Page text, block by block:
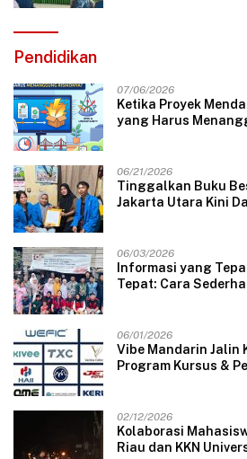
Pendidikan
07/06/2026
Ketika Proyek
yang Harus
06/21/2026
Tinggalkan Buku
Jakarta Utara Kini
06/03/2026
Informasi yang
Tepat: Cara
06/01/2026
Vibe Mandarin Jalin
Program Kursus &
02/12/2026
Kolaborasi
Riau dan KKN